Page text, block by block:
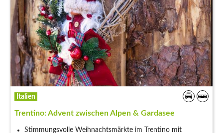
Italien
Trentino: Advent zwischen Alpen & Gardasee
Stimmungsvolle Weihnachtsmärkte im Trentino mit